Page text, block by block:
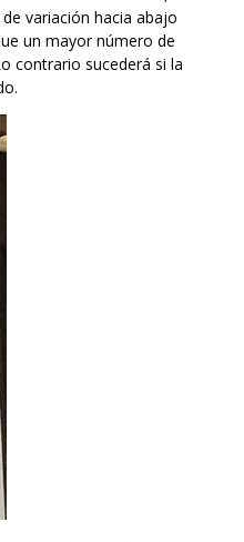
variación hacia abajo
un mayor número de
contrario sucederá si la